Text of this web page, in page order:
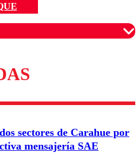
para garantizar un
sectores de Carahue por
mensajería SAE